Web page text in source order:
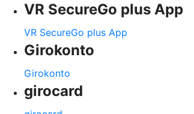
VR SecureGo plus App
VR SecureGo plus App
Girokonto
Girokonto
girocard